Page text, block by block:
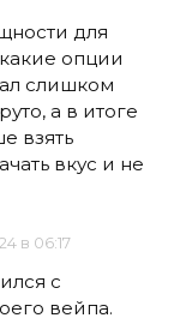
для
опции
слишком
а в итоге
взять
вкус и не
в 06:17
с
вейпа.